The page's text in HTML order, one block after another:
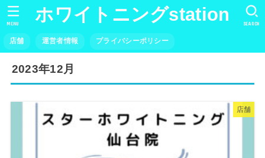
ホワイトニングstation
店舗 運営者情報 プライバシーポリシー
SEARCH
MENU
2023年12月
店舗